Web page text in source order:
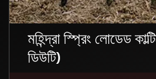
মহিন্দ্রা স্প্রিং লোডেড
ডিউটি)